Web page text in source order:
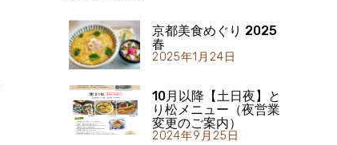
京都美食めぐり 2025
春
2025年1月24日
10月以降【土日夜】と
り松メニュー（夜営業
変更のご案内）
2024年9月25日